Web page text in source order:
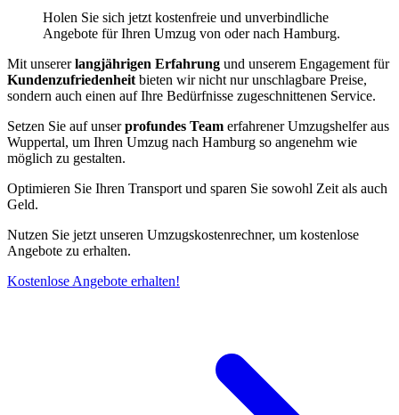
Holen Sie sich jetzt kostenfreie und unverbindliche
Angebote für Ihren Umzug von oder nach Hamburg.
Mit unsererlangjährigen Erfahrung und unserem Engagement für
Kundenzufriedenheit bieten wir nicht nur unschlagbare Preise,
sondern auch einen auf Ihre Bedürfnisse zugeschnittenen Service.
Setzen Sie auf unserprofundes Team erfahrener Umzugshelfer aus
Wuppertal, um Ihren Umzug nach Hamburg so angenehm wie
möglich zu gestalten.
Optimieren Sie Ihren Transport und sparen Sie sowohl Zeit als auch
Geld.
Nutzen Sie jetzt unseren Umzugskostenrechner, um kostenlose
Angebote zu erhalten.
Kostenlose Angebote erhalten!